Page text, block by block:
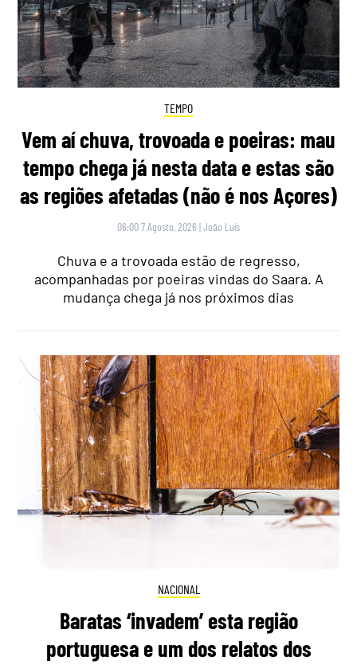
TEMPO
Vem aí chuva, trovoada e poeiras: mau
tempo chega já nesta data e estas são
as regiões afetadas (não é nos Açores)
06:00 7 Agosto, 2026 |João Luís
Chuva e a trovoada estão de regresso,
acompanhadas por poeiras vindas do Saara. A
mudança chega já nos próximos dias
NACIONAL
Baratas ‘invadem’ esta região
portuguesa e um dos relatos dos